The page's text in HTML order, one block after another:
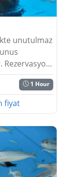
unutulmaz
Rezervasyon
1 Hour
fiyat